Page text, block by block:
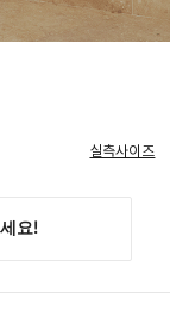
실측사이즈